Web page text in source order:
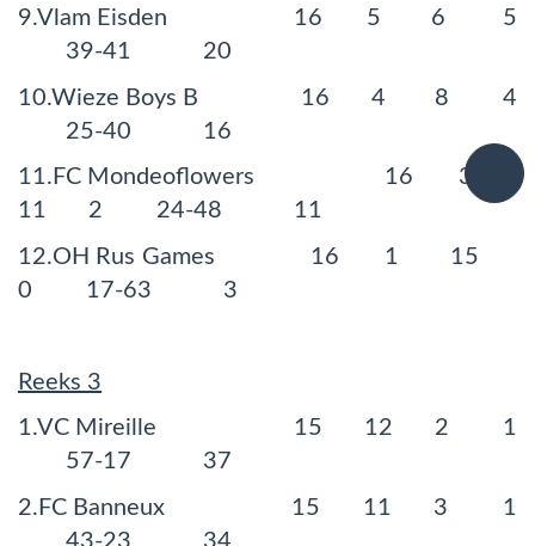
9.Vlam Eisden 16 5 6 5
39-41 20
10.Wieze Boys B 16 4 8 4
25-40 16
11.FC Mondeoflowers 16 3
11 2 24-48 11
12.OH Rus Games 16 1 15
0 17-63 3
Reeks 3
1.VC Mireille 15 12 2 1
57-17 37
2.FC Banneux 15 11 3 1
43-23 34